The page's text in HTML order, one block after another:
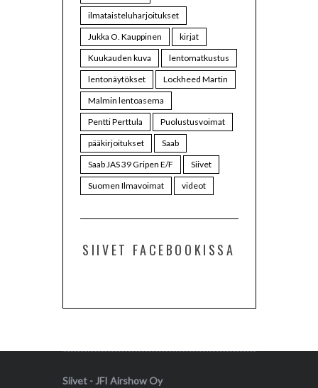
ilmataisteluharjoitukset
Jukka O. Kauppinen
kirjat
Kuukauden kuva
lentomatkustus
lentonäytökset
Lockheed Martin
Malmin lentoasema
Pentti Perttula
Puolustusvoimat
pääkirjoitukset
Saab
Saab JAS 39 Gripen E/F
Siivet
Suomen Ilmavoimat
videot
SIIVET FACEBOOKISSA
Siivet - JFI Airshow Oy